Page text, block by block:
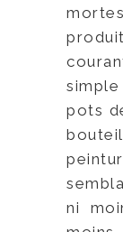
simple
pots
ni